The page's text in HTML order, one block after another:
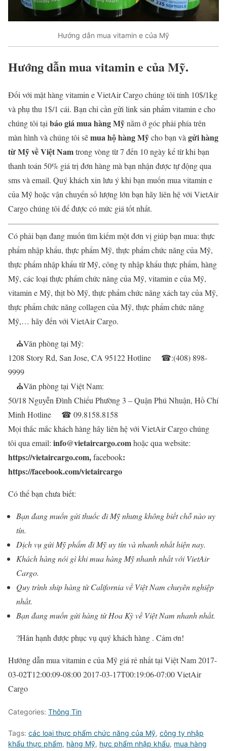
Hướng dẫn mua vitamin e của Mỹ
Hướng dẫn mua vitamin e của Mỹ.
Đối với mặt hàng vitamin e VietAir Cargo chúng tôi tính 10$/1kg
và phụ thu 1$/1 cái. Bạn chỉ cần gửi link sản phẩm vitamin e cho
chúng tôi tạibáo giá mua hàng Mỹnằm ở góc phải phía trên
màn hình và chúng tôi sẽmua hộ hàng Mỹcho bạn vàgửi hàng
từ Mỹ về Việt Namtrong vòng từ 7 đến 10 ngày kể từ khi bạn
thanh toán 50% giá trị đơn hàng mà bạn nhận được tự động qua
sms và email. Quý khách xin lưu ý khi bạn muốn mua vitamin e
của Mỹ hoặc vận chuyển số lượng lớn bạn hãy liên hệ với VietAir
Cargo chúng tôi để được có mức giá tốt nhất.
Có phải bạn đang muốn tìm kiếm một đơn vị giúp bạn mua: thực
phẩm nhập khẩu, thực phẩm Mỹ, thực phẩm chức năng của Mỹ,
thực phẩm nhập khẩu từ Mỹ, công ty nhập khẩu thực phẩm, hàng
Mỹ, các loại thực phẩm chức năng của Mỹ, vitamin e của Mỹ,
vitamin e Mỹ, thịt bò Mỹ, thực phẩm chức năng xách tay của Mỹ,
thực phẩm chức năng collagen của Mỹ, thực phẩm chức năng
Mỹ,… hãy đến với VietAir Cargo.
⛪Văn phòng tại Mỹ:
1208 Story Rd, San Jose, CA 95122 Hotline
☎:(408) 898-
9999
⛪Văn phòng tại Việt Nam:
50/18 Nguyễn Đình Chiểu Phường 3 – Quận Phú Nhuận, Hồ Chí
Minh Hotline
☎ 09.8158.8158
Mọi thắc mắc khách hàng hãy liên hệ với VietAir Cargo chúng
tôi qua email: info@vietaircargo.comhoặc qua website:
https://vietaircargo.com,facebook:
https://facebook.com/vietaircargo
Có thể bạn chưa biết:
Bạn đang muốn gửi thuốc đi Mỹ nhưng không biết chỗ nào uy
tín.
Dịch vụ gửi Mỹ phẩm đi Mỹ uy tín và nhanh nhất hiện nay.
Khách hàng nói gì khi mua hàng Mỹ nhanh nhất với VietAir
Cargo.
Quy trình ship hàng từ California về Việt Nam chuyên nghiệp
nhất.
Bạn đang muốn gửi hàng từ Hoa Kỳ về Việt Nam nhanh nhất.
?Hân hạnh được phục vụ quý khách hàng . Cảm ơn!
Hướng dẫn mua vitamin e của Mỹ giá rẻ nhất tại Việt Nam2017-
03-02T12:00:09-08:002017-03-17T00:19:06-07:00VietAir
Cargo
Categories: Thông Tin
Tags: các loại thực phẩm chức năng của Mỹ, công ty nhập
khẩu thực phẩm, hàng Mỹ, hực phẩm nhập khẩu, mua hàng